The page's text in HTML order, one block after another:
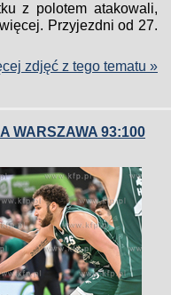
z polotem atakowali,
Przyjezdni od 27.
zdjęć z tego tematu »
WARSZAWA 93:100